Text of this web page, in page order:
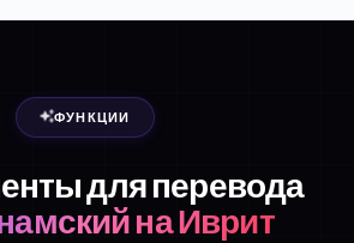
ФУНКЦИИ
для перевода
на Иврит